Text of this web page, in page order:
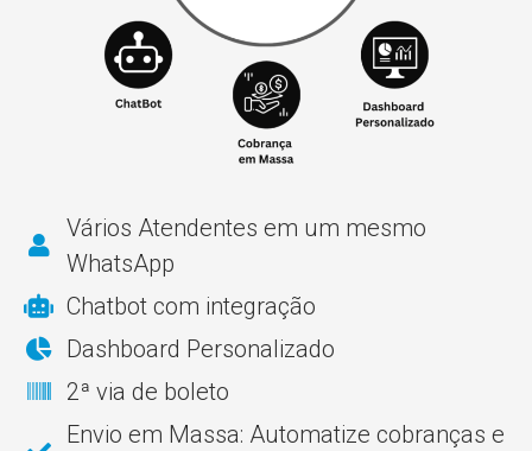
Vários Atendentes em um mesmo
WhatsApp
Chatbot com integração
Dashboard Personalizado
2ª via de boleto
Envio em Massa: Automatize cobranças e